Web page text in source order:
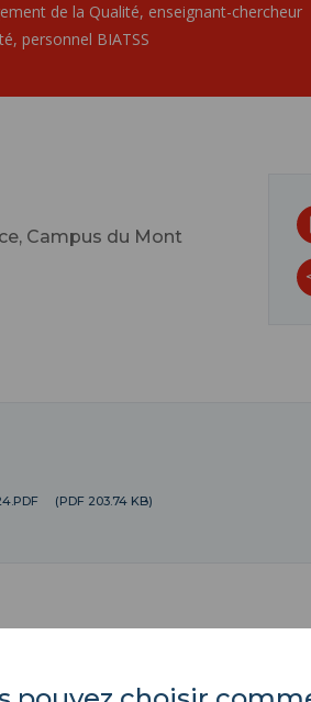
de la Qualité, enseignant-chercheur
personnel BIATSS
Campus du Mont
(PDF 203.74 KB)